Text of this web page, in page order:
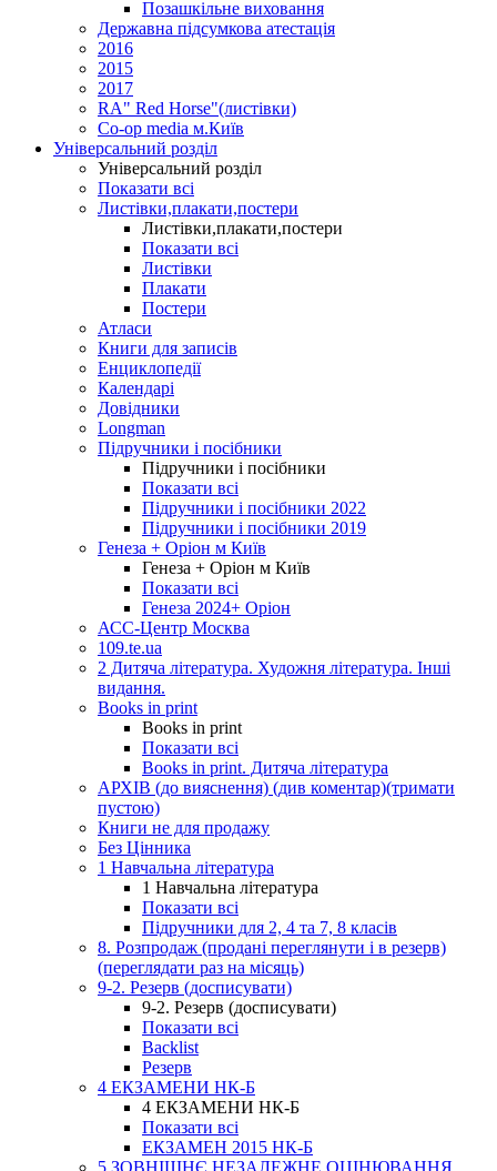
Позашкільне виховання
Державна підсумкова атестація
2016
2015
2017
RA" Red Horse"(листівки)
Co-op media м.Київ
Універсальний розділ
Універсальний розділ
Показати всі
Листівки,плакати,постери
Листівки,плакати,постери
Показати всі
Листівки
Плакати
Постери
Атласи
Книги для записів
Енциклопедії
Календарі
Довідники
Longman
Підручники і посібники
Підручники і посібники
Показати всі
Підручники і посібники 2022
Підручники і посібники 2019
Генеза + Оріон м Київ
Генеза + Оріон м Київ
Показати всі
Генеза 2024+ Оріон
АСС-Центр Москва
109.te.ua
2 Дитяча література. Художня література. Інші
видання.
Books in print
Books in print
Показати всі
Books in print. Дитяча література
АРХІВ (до вияснення) (див коментар)(тримати
пустою)
Книги не для продажу
Без Цінника
1 Навчальна література
1 Навчальна література
Показати всі
Підручники для 2, 4 та 7, 8 класів
8. Розпродаж (продані переглянути і в резерв)
(переглядати раз на місяць)
9-2. Резерв (досписувати)
9-2. Резерв (досписувати)
Показати всі
Backlist
Резерв
4 ЕКЗАМЕНИ НК-Б
4 ЕКЗАМЕНИ НК-Б
Показати всі
ЕКЗАМЕН 2015 НК-Б
5 ЗОВНІШНЄ НЕЗАЛЕЖНЕ ОЦІНЮВАННЯ